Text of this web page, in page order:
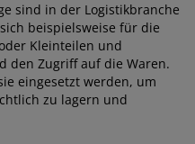
sind in der Logistikbranche
beispielsweise für die
Kleinteilen und
den Zugriff auf die Waren.
eingesetzt werden, um
zu lagern und